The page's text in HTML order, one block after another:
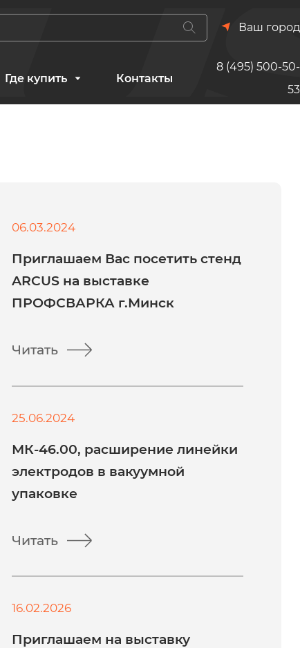
Ваш город
Где купить Контакты
8 (495) 500-50-
53
06.03.2024
Приглашаем Вас посетить стенд
ARCUS на выставке
ПРОФСВАРКА г.Минск
Читать
25.06.2024
МК-46.00, расширение линейки
электродов в вакуумной
упаковке
Читать
16.02.2026
Приглашаем на выставку